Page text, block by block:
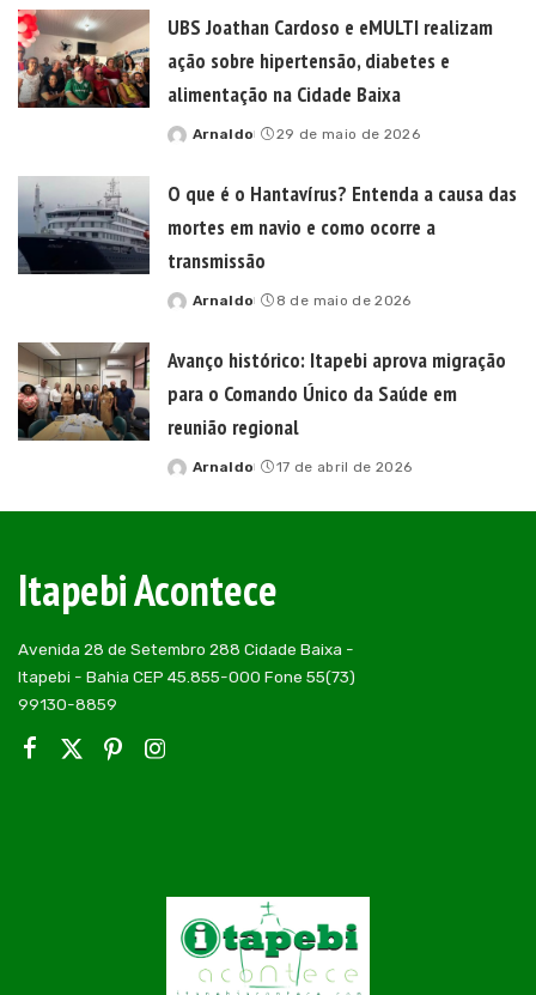
UBS Joathan Cardoso e eMULTI realizam
ação sobre hipertensão, diabetes e
alimentação na Cidade Baixa
Posted
Arnaldo 29 de maio de 2026
O que é o Hantavírus? Entenda a causa das
mortes em navio e como ocorre a
transmissão
Posted
Arnaldo 8 de maio de 2026
Avanço histórico: Itapebi aprova migração
para o Comando Único da Saúde em
reunião regional
Posted
Arnaldo 17 de abril de 2026
Itapebi Acontece
Avenida 28 de Setembro 288 Cidade Baixa -
Itapebi - Bahia CEP 45.855-000 Fone 55(73)
99130-8859